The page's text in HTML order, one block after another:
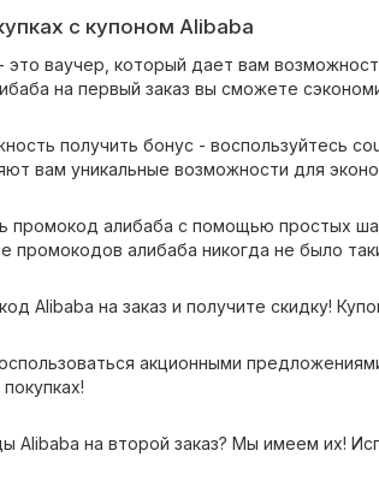
c купоном Alibaba
ваучер, который дает вам
на первый заказ вы сможете
получить бонус - воспользуйтесь
вам уникальные возможности для
промокод алибаба с помощью простых
промокодов алибаба никогда не было
Alibaba на заказ и получите скидку!
акционными
Alibaba на второй заказ? Мы имеем их!